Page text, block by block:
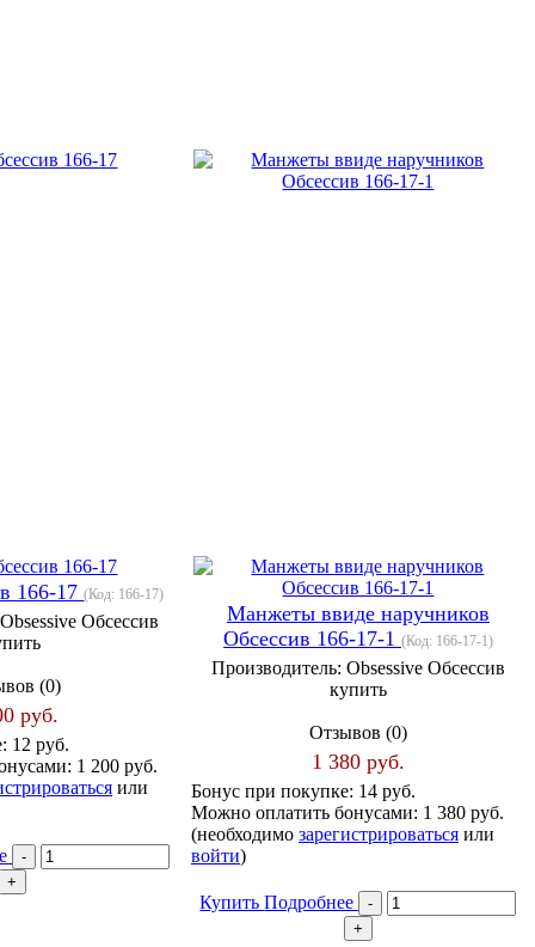
166-17(Код: 166-17)
Obsessive Обсессив
(0)
руб.
12 руб.
1 200 руб.
или
Манжеты ввиде наручников
Обсессив 166-17-1 (Код: 166-17-1)
Производитель: Obsessive Обсессив
купить
Отзывов (0)
1 380 руб.
Бонус при покупке: 14 руб.
Можно оплатить бонусами: 1 380 руб.
(необходимо зарегистрироватьсяили
войти)
КупитьПодробнее